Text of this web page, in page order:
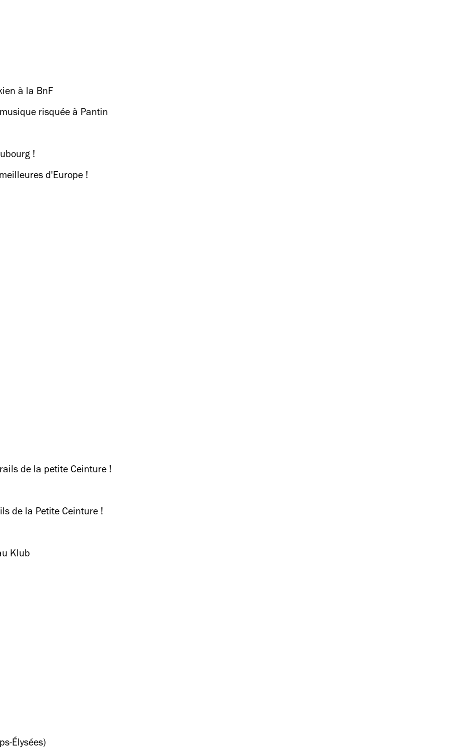
à la BnF
risquée à Pantin
!
d'Europe !
de la petite Ceinture !
de la Petite Ceinture !
Klub
Élysées)